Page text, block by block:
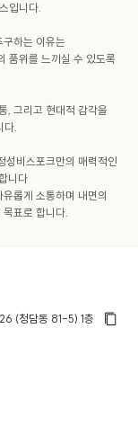
입니다.
하는 이유는
품위를 느끼실 수 있도록
, 그리고 현대적 감각을
다.
성비스포크만의 매력적인
니다
롭게 소통하며 내면의
(청담동 81-5) 1층